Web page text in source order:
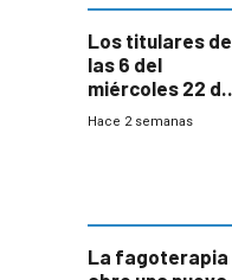
Los titulares de
las 6 del
miércoles 22 de
julio de 2026
Hace 2 semanas
La fagoterapia